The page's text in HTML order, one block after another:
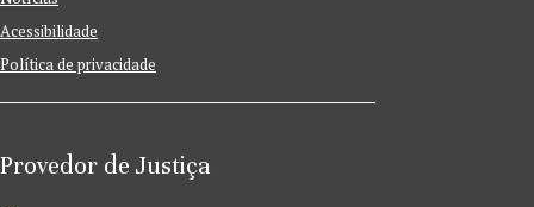
Acessibilidade
Política de privacidade
Provedor de Justiça